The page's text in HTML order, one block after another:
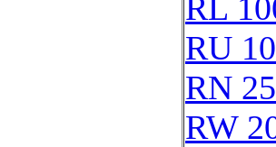
RL
RU
RN
RW